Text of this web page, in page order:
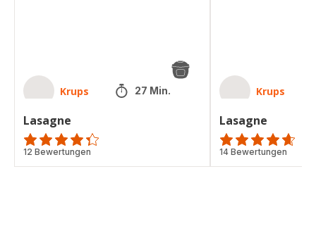
Krups 27 Min.
Lasagne
ratings.4.3
12 Bewertungen
Krups
Lasagne
ratings.4.6
14 Bewertungen